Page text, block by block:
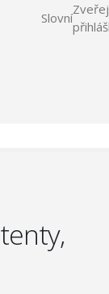
Slovní